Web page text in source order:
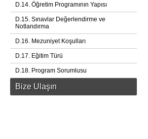
D.14. Öğretim Programının Yapısı
D.15. Sınavlar Değerlendirme ve
Notlandırma
D.16. Mezuniyet Koşulları
D.17. Eğitim Türü
D.18. Program Sorumlusu
Bize Ulaşın